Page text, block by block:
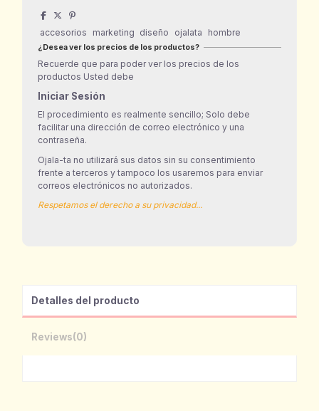
accesorios marketing diseño ojalata hombre
¿Desea ver los precios de los productos?
Recuerde que para poder ver los precios de los
productos Usted debe
Iniciar Sesión
El procedimiento es realmente sencillo; Solo debe
facilitar una dirección de correo electrónico y una
contraseña.
Ojala-ta no utilizará sus datos sin su consentimiento
frente a terceros y tampoco los usaremos para enviar
correos electrónicos no autorizados.
Respetamos el derecho a su privacidad...
Detalles del producto
Reviews(0)